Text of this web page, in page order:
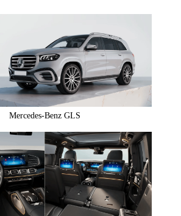
Mercedes-Benz GLS